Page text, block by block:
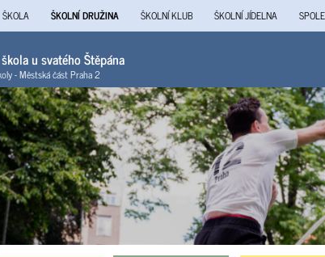
ŠKOLA ŠKOLNÍ DRUŽINA ŠKOLNÍ KLUB ŠKOLNÍ JÍDELNA
u svatého Štěpána
- Městská část Praha 2